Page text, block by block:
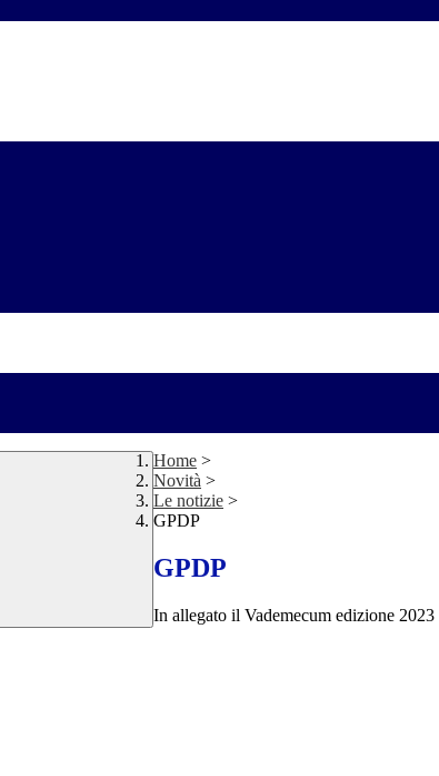
Home >
Novità >
Le notizie >
GPDP
GPDP
In allegato il Vademecum edizione 2023